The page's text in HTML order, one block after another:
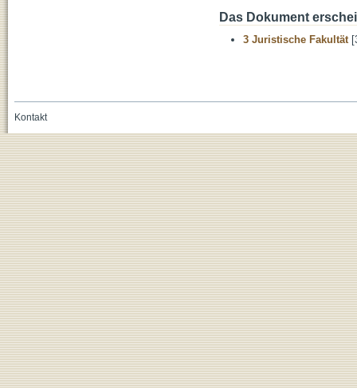
Das Dokument
3 Juristische Fakultät
Kontakt